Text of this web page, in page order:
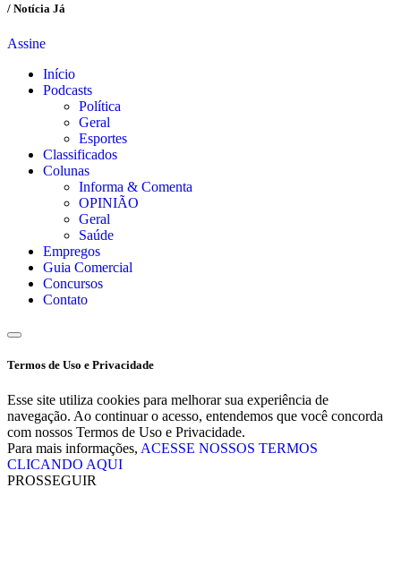
/ Notícia Já
Assine
Início
Podcasts
Política
Geral
Esportes
Classificados
Colunas
Informa & Comenta
OPINIÃO
Geral
Saúde
Empregos
Guia Comercial
Concursos
Contato
Termos de Uso e Privacidade
Esse site utiliza cookies para melhorar sua experiência de
navegação. Ao continuar o acesso, entendemos que você concorda
com nossos Termos de Uso e Privacidade.
Para mais informações, ACESSE NOSSOS TERMOS
CLICANDO AQUI
PROSSEGUIR